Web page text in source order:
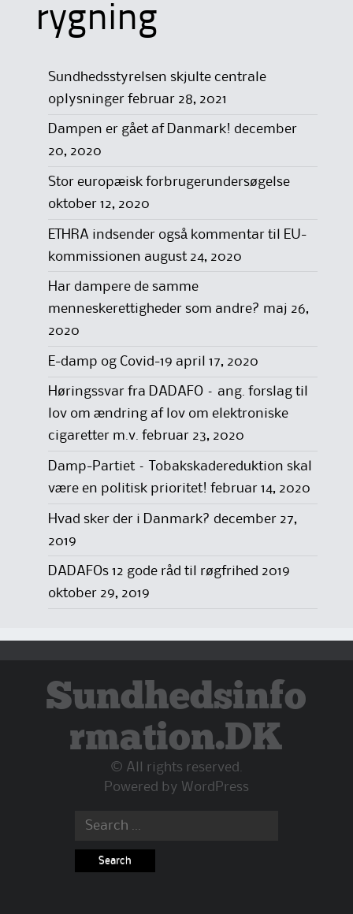
rygning
Sundhedsstyrelsen skjulte centrale
oplysninger februar 28, 2021
Dampen er gået af Danmark! december
20, 2020
Stor europæisk forbrugerundersøgelse
oktober 12, 2020
ETHRA indsender også kommentar til EU-
kommissionen august 24, 2020
Har dampere de samme
menneskerettigheder som andre? maj 26,
2020
E-damp og Covid-19 april 17, 2020
Høringssvar fra DADAFO – ang. forslag til
lov om ændring af lov om elektroniske
cigaretter m.v. februar 23, 2020
Damp-Partiet – Tobakskadereduktion skal
være en politisk prioritet! februar 14, 2020
Hvad sker der i Danmark? december 27,
2019
DADAFOs 12 gode råd til røgfrihed 2019
oktober 29, 2019
Sundhedsinfo
rmation.DK
© All rights reserved.
Powered by WordPress
Search